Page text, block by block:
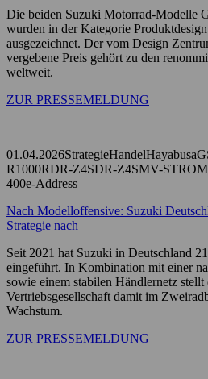
Die beiden Suzuki Motorrad-Modelle
wurden in der Kategorie
ausgezeichnet. Der vom Design
vergebene Preis gehört zu den
weltweit.
ZUR PRESSEMELDUNG
01.04.2026StrategieHandelHayabusa
R1000RDR-Z4SDR-Z4SMV-
400e-Address
Nach Modelloffensive: Suzuki
Strategie nach
Seit 2021 hat Suzuki in Deutschland
eingeführt. In Kombination mit einer
sowie einem stabilen Händlernetz stellt
Vertriebsgesellschaft damit im
Wachstum.
ZUR PRESSEMELDUNG